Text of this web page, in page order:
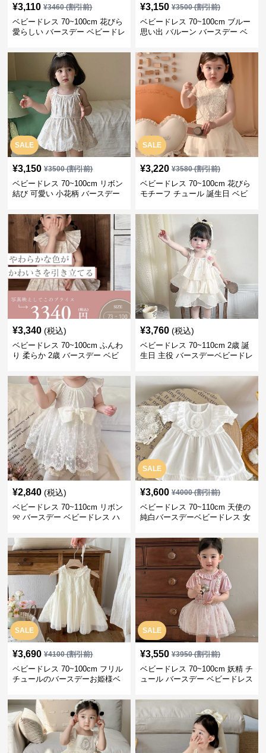
¥3,110 ¥3460(割引前)
ベビードレス 70~100cm 花びら
愛らしい バースデー ベビードレ
¥3,150 ¥3500(割引前)
ベビードレス 70~100cm ブルー
思い出 バルーン バースデー ベ
SALE
¥3,150 ¥3500(割引前)
ベビードレス 70~100cm リボン
結び 可愛い 小花柄 バースデー
春秋夏
SALE
¥3,220 ¥3580(割引前)
ベビードレス 70~100cm 花びら
モチーフ チュール 誕生日 ベビ
春夏秋
¥3,340 (税込)
ベビードレス 70~100cm ふんわ
り 柔らか 2歳 バースデー ベビ
パーティー
¥3,760 (税込)
ベビードレス 70~110cm 2歳 誕
生日 主役 バースデーベビードレ
¥2,840 (税込)
ベビードレス 70~110cm リボン
୨୧ バースデー ベビードレス ハ
撮影
SALE
¥3,600 ¥4000(割引前)
ベビードレス 70~110cm 天使の
純白バースデーベビードレス 女
SALE
¥3,690 ¥4100(割引前)
ベビードレス 70~100cm フリル
チュールのバースデーお姫様ベ
フォーマル
SALE
¥3,550 ¥3950(割引前)
ベビードレス 70~100cm 妖精 チ
ュール バースデー ベビードレス